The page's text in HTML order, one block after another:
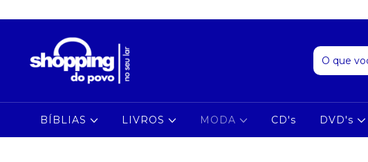
BÍBLIAS LIVROS MODA CD's DVD's